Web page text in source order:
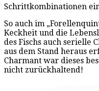
Schrittkombinationen
So auch im
Keckheit und die
des Fischs auch serielle
aus dem Stand heraus
Charmant war dieses
nicht zurückhaltend!